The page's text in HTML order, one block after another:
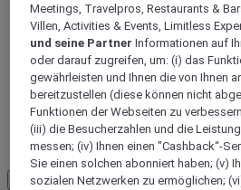
ALL Accor+ Voyager
15% rabatt das ganze
bei über 30 Marken
JETZT ANMELDEN
Mehr
Meetings, Travelpros, Restaurants &
Villen, Activities & Events, Limitless
und seine Partner Informationen auf
oder darauf zugreifen, um: (i) das
gewährleisten und Ihnen die von Ihnen
bereitzustellen (diese können nicht
Funktionen der Webseiten zu
(iii) die Besucherzahlen und die
messen; (iv) Ihnen einen "Cashback“-
Sie einen solchen abonniert haben; (v)
sozialen Netzwerken zu ermöglichen;